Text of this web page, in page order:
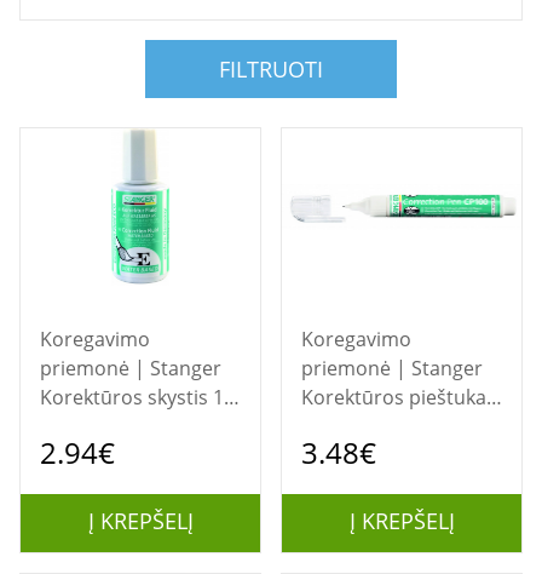
FILTRUOTI
Koregavimo
priemonė | Stanger
Korektūros skystis 18
18000100021
2.94€
Į KREPŠELĮ
Koregavimo
priemonė | Stanger
Korektūros pieštukas
18000500012
3.48€
Į KREPŠELĮ